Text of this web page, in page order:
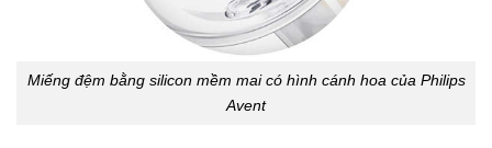
Miếng đệm bằng silicon mềm mai có hình cánh hoa của Philips
Avent